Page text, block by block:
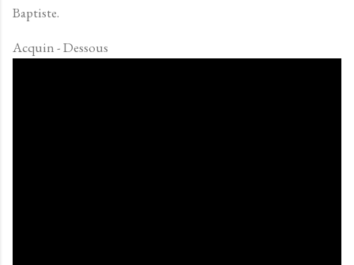
Baptiste.
Acquin - Dessous